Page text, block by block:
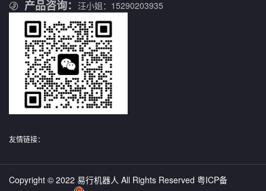
产品咨询： 汪小姐：15290203935
友情链接：
Copyright © 2022 易行机器人 All Rights Reserved 粤ICP备